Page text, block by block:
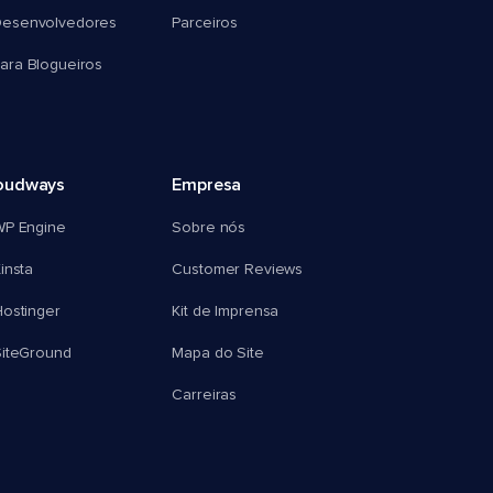
Blogueiros
Parceiros
Engine
Empresa
Sobre nós
Customer Reviews
Kit de Imprensa
Mapa do Site
Carreiras